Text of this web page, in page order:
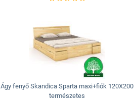
Ágy fenyő Skandica Sparta maxi+fiók 120X200
természetes